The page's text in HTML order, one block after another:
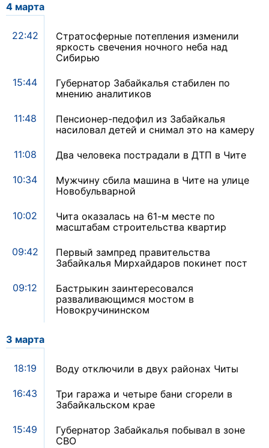
4 марта
22:42
Стратосферные потепления изменили
яркость свечения ночного неба над
Сибирью
15:44
Губернатор Забайкалья стабилен по
мнению аналитиков
11:48
Пенсионер-педофил из Забайкалья
насиловал детей и снимал это на камеру
11:08 Два человека пострадали в ДТП в Чите
10:34
Мужчину сбила машина в Чите на улице
Новобульварной
10:02
Чита оказалась на 61-м месте по
масштабам строительства квартир
09:42
Первый зампред правительства
Забайкалья Мирхайдаров покинет пост
09:12
Бастрыкин заинтересовался
разваливающимся мостом в
Новокручининском
3 марта
18:19 Воду отключили в двух районах Читы
16:43
Три гаража и четыре бани сгорели в
Забайкальском крае
15:49
Губернатор Забайкалья побывал в зоне
СВО